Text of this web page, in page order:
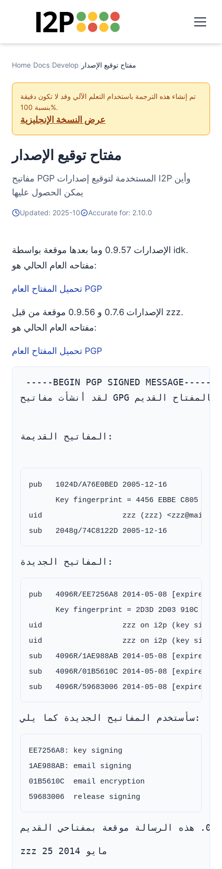
Home/Docs/Develop/ مفتاح توقيع الإصدار
تم إنشاء هذه الترجمة باستخدام التعلم الآلي وقد لا تكون دقيقة
بنسبة 100%.
عرض النسخة الإنجليزية
مفتاح توقيع الإصدار
مفاتيح PGP المستخدمة لتوقيع إصدارات I2P وأين
يمكن الحصول عليها
Updated: 2025-10 Accurate for: 2.10.0
الإصدارات 0.9.57 وما بعدها موقعة بواسطة idk.
مفتاحه العام الحالي هو:
تحميل المفتاح العام PGP
الإصدارات 0.7.6 و 0.9.56 موقعة من قبل zzz.
مفتاحه العام الحالي هو:
تحميل المفتاح العام PGP
المفاتيح القديمة:
pub   1024D/A76E0BED 2005-12-16
Key fingerprint = 4456 EBBE C805
uid                  zzz (zzz)
المفاتيح الجديدة:
pub   4096R/EE7256A8 2014-05-08 [expires:
Key fingerprint = 2D3D 2D03 910C
uid                  zzz on i2p (key signing)
uid                  zzz on i2p (key signing)
sub   4096R/1AE988AB 2014-05-08 [expires:
sub   4096R/01B5610C 2014-05-08 [expires:
سأستخدم المفاتيح الجديدة كما يلي:
EE7256A8: key signing
1AE988AB: email signing
01B5610C  email encryption
zzz 25 مايو 2014